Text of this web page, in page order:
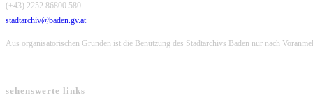
(+43) 2252 86800 580
stadtarchiv@baden.gv.at
Aus organisatorischen Gründen ist die Benützung des Stadtarchivs Baden nur nach
sehenswerte links